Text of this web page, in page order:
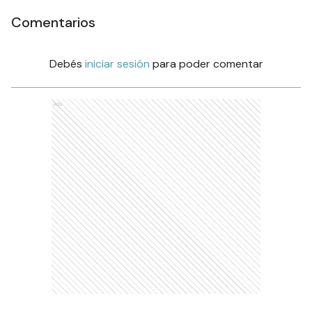
Comentarios
Debés iniciar sesión para poder comentar
Ads